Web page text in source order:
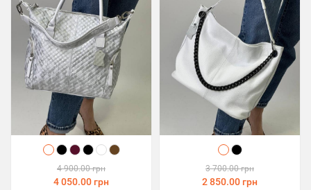
4 900.00 грн
4 050.00 грн
3 700.00 грн
2 850.00 грн